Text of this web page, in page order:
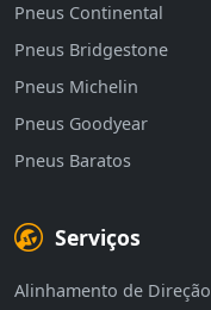
Pneus Continental
Pneus Bridgestone
Pneus Michelin
Pneus Goodyear
Pneus Baratos
Serviços
Alinhamento de Direção